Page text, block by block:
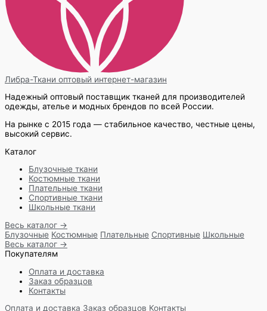
Либра-Ткани оптовый интернет-магазин
Надежный оптовый поставщик тканей для производителей
одежды, ателье и модных брендов по всей России.
На рынке с 2015 года — стабильное качество, честные цены,
высокий сервис.
Каталог
Блузочные ткани
Костюмные ткани
Плательные ткани
Спортивные ткани
Школьные ткани
Весь каталог →
Блузочные Костюмные Плательные Спортивные Школьные
Весь каталог →
Покупателям
Оплата и доставка
Заказ образцов
Контакты
Оплата и доставка Заказ образцов Контакты